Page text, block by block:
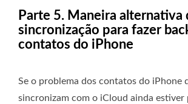
Parte 5. Maneira alternativa
sincronização para fazer
contatos do iPhone
Se o problema dos contatos do iPhone
sincronizam com o iCloud ainda estiver